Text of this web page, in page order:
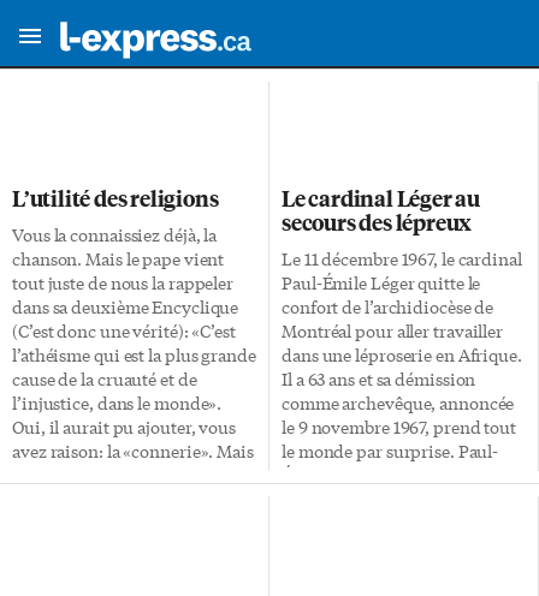
L’utilité des religions
Vous la connaissiez déjà, la
chanson. Mais le pape vient
tout juste de nous la rappeler
dans sa deuxième Encyclique
(C’est donc une vérité): «C’est
l’athéisme qui est la plus grande
cause de la cruauté et de
l’injustice, dans le monde».
Oui, il aurait pu ajouter, vous
avez raison: la «connerie». Mais
Le cardinal Léger au
secours des lépreux
Le 11 décembre 1967, le cardinal
Paul-Émile Léger quitte le
confort de l’archidiocèse de
Montréal pour aller travailler
dans une léproserie en Afrique.
Il a 63 ans et sa démission
comme archevêque, annoncée
le 9 novembre 1967, prend tout
le monde par surprise. Paul-
Émile Léger ignore qu’il lui